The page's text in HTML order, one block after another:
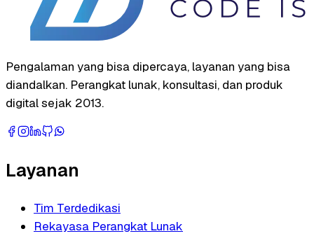
Pengalaman yang bisa dipercaya, layanan yang bisa
diandalkan. Perangkat lunak, konsultasi, dan produk
digital sejak 2013.
Layanan
Tim Terdedikasi
Rekayasa Perangkat Lunak